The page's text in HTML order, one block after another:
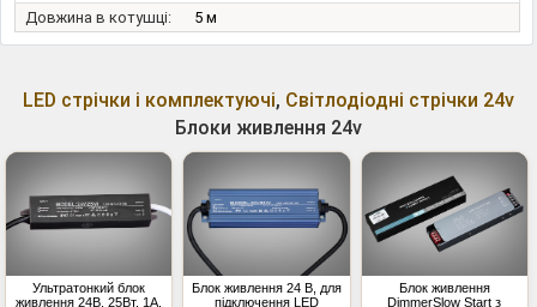
Довжина в котушці:
5 м
LED стрічки і комплектуючі, Світлодіодні стрічки 24v
Блоки живлення 24v
Ультратонкий блок
живлення 24В, 25Вт, 1А,
Блок живлення 24 В, для
підключення LED
Блок живлення
DimmerSlow Start з